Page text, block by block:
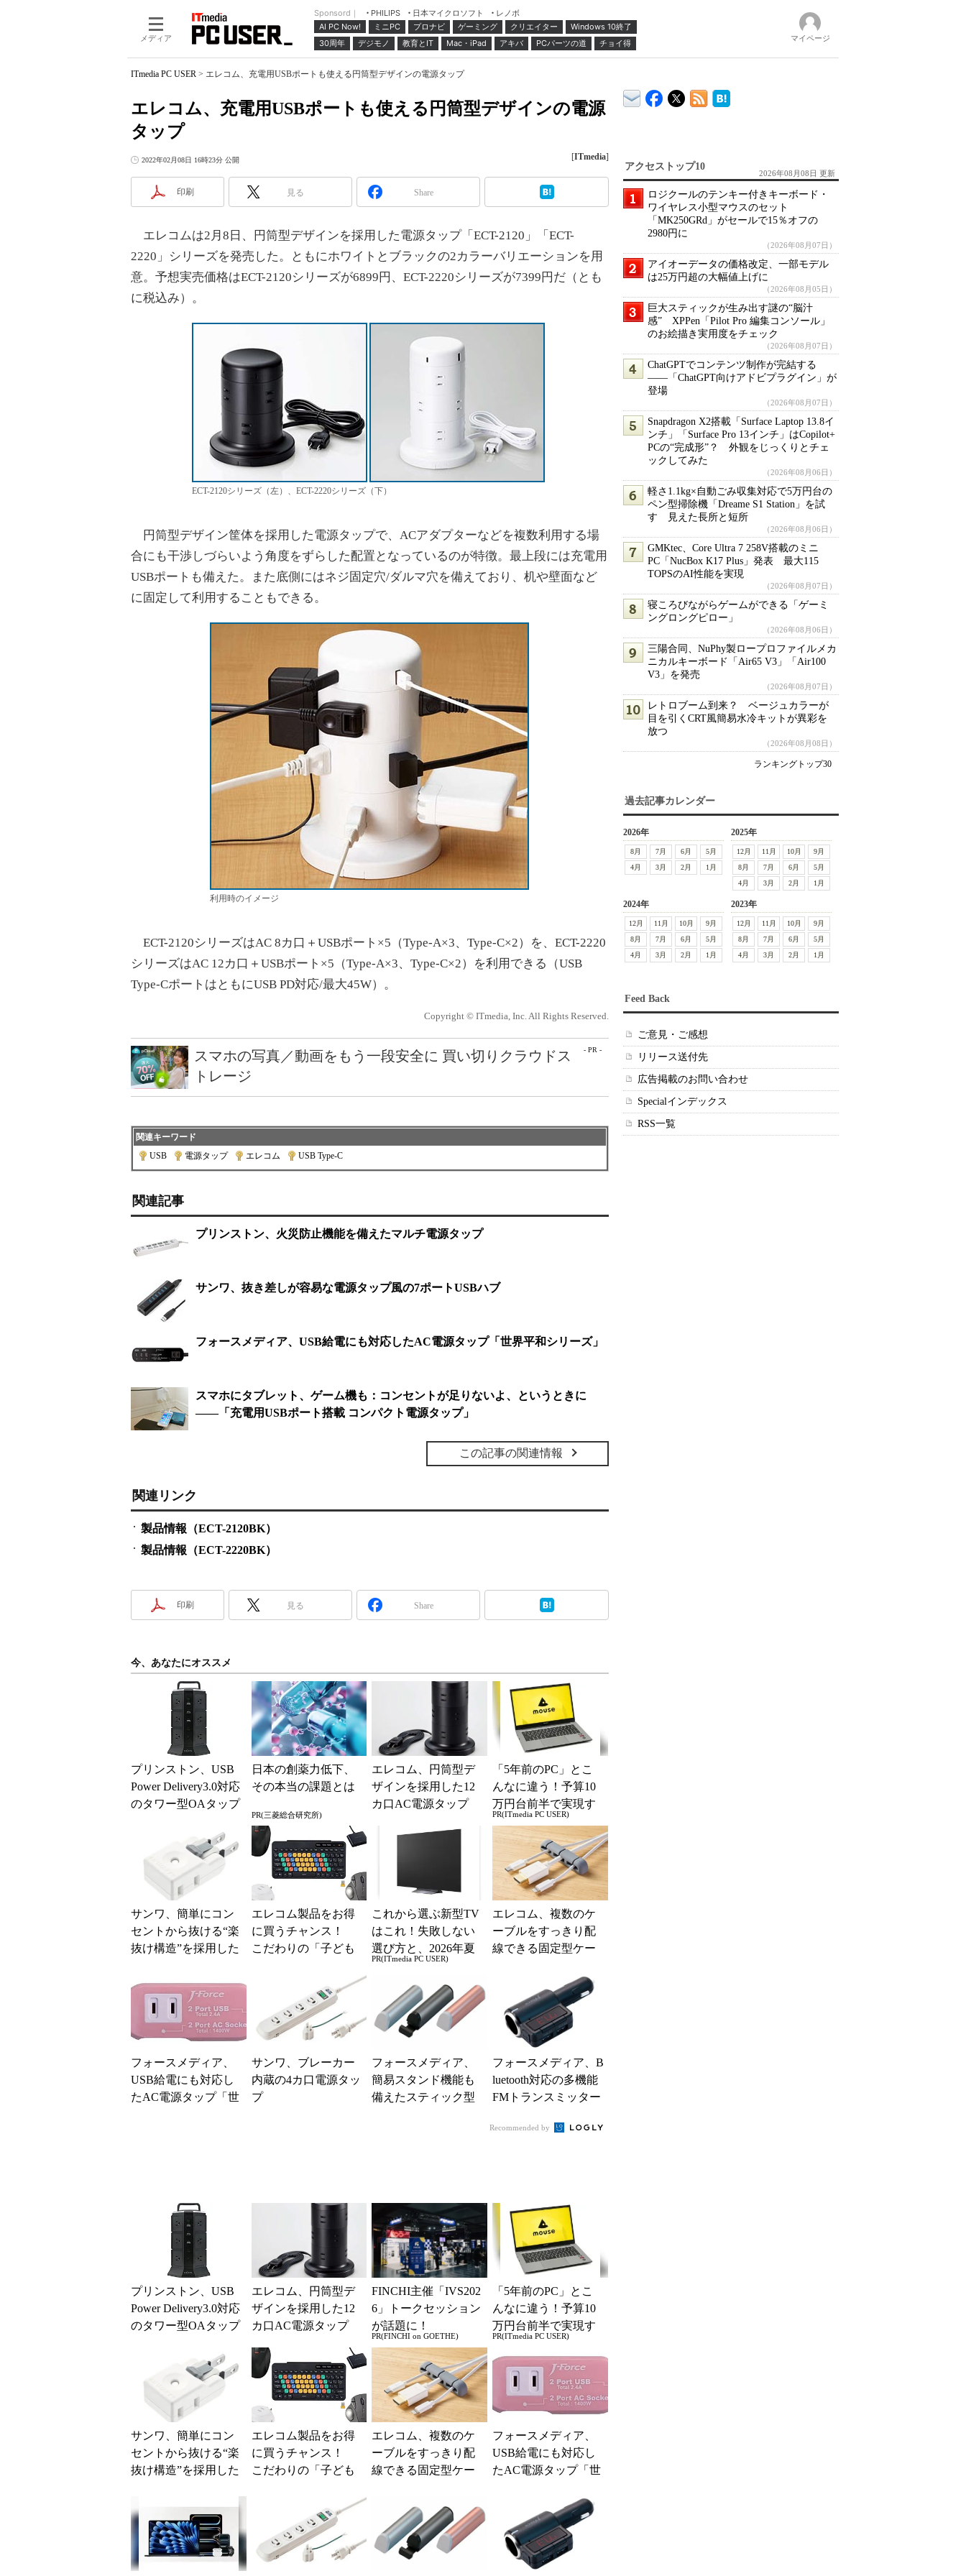
メディア
Sponsord｜ PHILIPS 日本マイクロソフト
レノボ
AI PC Now!
ミニPC プロナビ ゲーミング クリエイター
Windows 10終了
30周年
デジモノ 教育とIT Mac・iPad アキバ PCパーツの道 チョイ得 マイページ
ITmedia PC USER > エレコム、充電用USBポートも使える円筒型デザインの電源タップ
エレコム、充電用USBポートも使える円筒型デザインの電源
タップ
2022年02月08日 16時23分 公開 [ITmedia]
印刷 見る Share
エレコムは2月8日、円筒型デザインを採用した電源タップ「ECT-2120」「ECT-
2220」シリーズを発売した。ともにホワイトとブラックの2カラーバリエーションを用
意。予想実売価格はECT-2120シリーズが6899円、ECT-2220シリーズが7399円だ（とも
に税込み）。
ECT-2120シリーズ（左）、ECT-2220シリーズ（下）
円筒型デザイン筐体を採用した電源タップで、ACアダプターなどを複数利用する場
合にも干渉しづらいよう角度をずらした配置となっているのが特徴。最上段には充電用
USBポートも備えた。また底側にはネジ固定穴/ダルマ穴を備えており、机や壁面など
に固定して利用することもできる。
利用時のイメージ
ECT-2120シリーズはAC 8カ口＋USBポート×5（Type-A×3、Type-C×2）を、ECT-2220
シリーズはAC 12カ口＋USBポート×5（Type-A×3、Type-C×2）を利用できる（USB
Type-CポートはともにUSB PD対応/最大45W）。
Copyright © ITmedia, Inc. All Rights Reserved.
- PR -
スマホの写真／動画をもう一段安全に 買い切りクラウドス
トレージ
関連キーワード
USB
電源タップ| エレコム USB Type-C
関連記事
プリンストン、火災防止機能を備えたマルチ電源タップ
サンワ、抜き差しが容易な電源タップ風の7ポートUSBハブ
フォースメディア、USB給電にも対応したAC電源タップ「世界平和シリーズ」
スマホにタブレット、ゲーム機も：コンセントが足りないよ、というときに
――「充電用USBポート搭載 コンパクト電源タップ」
この記事の関連情報
関連リンク
製品情報（ECT-2120BK）
製品情報（ECT-2220BK）
印刷 見る Share
今、あなたにオススメ
プリンストン、USB
Power Delivery3.0対応
のタワー型OAタップ
日本の創薬力低下、
その本当の課題とは
PR(三菱総合研究所)
エレコム、円筒型デ
ザインを採用した12
カ口AC電源タップ
「5年前のPC」とこ
んなに違う！予算10
万円台前半で実現す
る快適PCライフ
PR(ITmedia PC USER)
サンワ、簡単にコン
セントから抜ける“楽
抜け構造”を採用した
エレコム製品をお得
に買うチャンス！
こだわりの「子ども
これから選ぶ新型TV
はこれ！失敗しない
選び方と、2026年夏
の一押しモデル
PR(ITmedia PC USER)
エレコム、複数のケ
ーブルをすっきり配
線できる固定型ケー
フォースメディア、
USB給電にも対応し
たAC電源タップ「世
サンワ、ブレーカー
内蔵の4カ口電源タッ
プ
フォースメディア、
簡易スタンド機能も
備えたスティック型
フォースメディア、B
luetooth対応の多機能
FMトランスミッター
Recommended by
プリンストン、USB
Power Delivery3.0対応
のタワー型OAタップ
エレコム、円筒型デ
ザインを採用した12
カ口AC電源タップ
FINCHI主催「IVS202
6」トークセッション
が話題に！
PR(FINCHI on GOETHE)
「5年前のPC」とこ
んなに違う！予算10
万円台前半で実現す
る快適PCライフ
PR(ITmedia PC USER)
サンワ、簡単にコン
セントから抜ける“楽
抜け構造”を採用した
エレコム製品をお得
に買うチャンス！
こだわりの「子ども
エレコム、複数のケ
ーブルをすっきり配
線できる固定型ケー
フォースメディア、
USB給電にも対応し
たAC電源タップ「世
アクセストップ10
2026年08月08日 更新
ロジクールのテンキー付きキーボード・
ワイヤレス小型マウスのセット
「MK250GRd」がセールで15％オフの
2980円に
（2026年08月07日）
アイオーデータの価格改定、一部モデル
は25万円超の大幅値上げに
（2026年08月05日）
巨大スティックが生み出す謎の“脳汁
感” XPPen「Pilot Pro 編集コンソール」
のお絵描き実用度をチェック
（2026年08月07日）
ChatGPTでコンテンツ制作が完結する
――「ChatGPT向けアドビプラグイン」が
登場
（2026年08月07日）
Snapdragon X2搭載「Surface Laptop 13.8イ
ンチ」「Surface Pro 13インチ」はCopilot+
PCの“完成形”？ 外観をじっくりとチェ
ックしてみた
（2026年08月06日）
軽さ1.1kg×自動ごみ収集対応で5万円台の
ペン型掃除機「Dreame S1 Station」を試
す 見えた長所と短所
（2026年08月06日）
GMKtec、Core Ultra 7 258V搭載のミニ
PC「NucBox K17 Plus」発表 最大115
TOPSのAI性能を実現
（2026年08月07日）
寝ころびながらゲームができる「ゲーミ
ングロングピロー」
（2026年08月06日）
三陽合同、NuPhy製ロープロファイルメカ
ニカルキーボード「Air65 V3」「Air100
V3」を発売
（2026年08月07日）
レトロブーム到来？ ベージュカラーが
目を引くCRT風簡易水冷キットが異彩を
放つ
（2026年08月08日）
ランキングトップ30
過去記事カレンダー
2026年
8月 7月 6月
5月
4月
3月 2月 1月
2025年
12月 11月 10月
9月
8月
7月 6月
5月
4月
3月 2月 1月
2024年
12月 11月 10月
9月
8月
7月 6月
5月
4月
3月 2月 1月
2023年
12月 11月 10月
9月
8月
7月 6月
5月
4月
3月 2月 1月
Feed Back
ご意見・ご感想
リリース送付先
広告掲載のお問い合わせ
Specialインデックス
RSS一覧